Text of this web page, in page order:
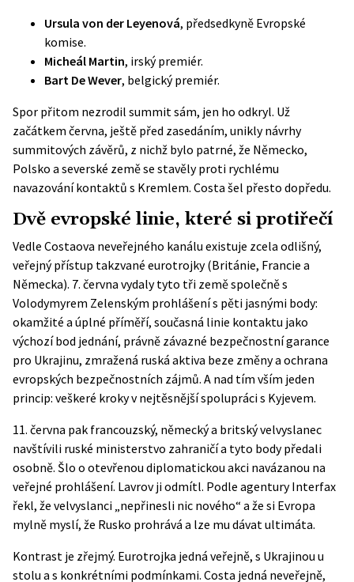
Ursula von der Leyenová, předsedkyně Evropské
komise.
Micheál Martin, irský premiér.
Bart De Wever, belgický premiér.
Spor přitom nezrodil summit sám, jen ho odkryl. Už
začátkem června, ještě před zasedáním, unikly návrhy
summitových závěrů, z nichž bylo patrné, že Německo,
Polsko a severské země se stavěly proti rychlému
navazování kontaktů s Kremlem. Costa šel přesto dopředu.
Dvě evropské linie, které si protiřečí
Vedle Costaova neveřejného kanálu existuje zcela odlišný,
veřejný přístup takzvané eurotrojky (Británie, Francie a
Německa). 7. června vydaly tyto tři země společně s
Volodymyrem Zelenským prohlášenís pěti jasnými body:
okamžité a úplné příměří, současná linie kontaktu jako
výchozí bod jednání, právně závazné bezpečnostní garance
pro Ukrajinu, zmražená ruská aktiva beze změny a ochrana
evropských bezpečnostních zájmů. A nad tím vším jeden
princip: veškeré kroky v nejtěsnější spolupráci s Kyjevem.
11. června pak francouzský, německý a britský velvyslanec
navštívili ruské ministerstvo zahraničí a tyto body předali
osobně. Šlo o otevřenou diplomatickou akci navázanou na
veřejné prohlášení. Lavrov ji odmítl. Podle agentury Interfax
řekl, že velvyslanci „nepřinesli nic nového“ a že si Evropa
mylně myslí, že Rusko prohrává a lze mu dávat ultimáta.
Kontrast je zřejmý. Eurotrojka jedná veřejně, s Ukrajinou u
stolu a s konkrétními podmínkami. Costa jedná neveřejně,